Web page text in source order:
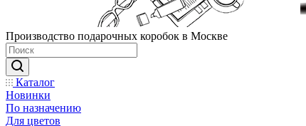
Производство подарочных коробок в Москве
Каталог
Новинки
По назначению
Для цветов